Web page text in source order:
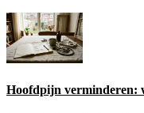
Hoofdpijn verminderen: